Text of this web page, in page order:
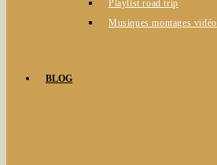
Playlist road trip
Musiques montages vidéo
BLOG